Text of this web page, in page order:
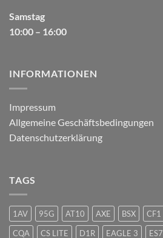
Samstag
10:00 – 16:00
INFORMATIONEN
Impressum
Allgemeine Geschäftsbedingungen
Datenschutzerklärung
TAGS
1AV 95G AT10 AXE BSX CF1
CQA
CS LITE D1R EAGLE 3 ES7